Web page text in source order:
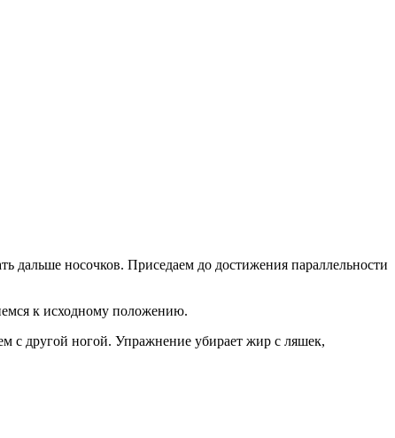
носочков. Приседаем до достижения параллельности
к исходному положению.
с другой ногой. Упражнение убирает жир с ляшек,